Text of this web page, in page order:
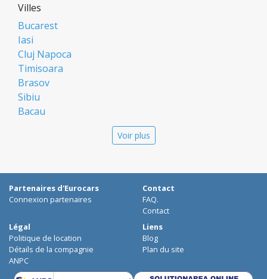
Villes
Bucarest
Iasi
Cluj Napoca
Timisoara
Brasov
Sibiu
Bacau
Galati
Suceava
Focsani
Targoviste
Ploiesti
Craiova
Voir plus
Partenaires d'Eurocars
Connexion partenaires
Contact
FAQ.
Contact
Légal
Politique de location
Détails de la compagnie
ANPC
Liens
Blog
Plan du site